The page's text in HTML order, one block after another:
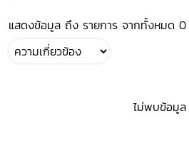
แสดงข้อมูล ถึง รายการ จากทั้งหมด 0
ไม่พบข้อมูล